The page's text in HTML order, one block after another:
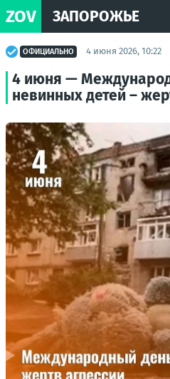
ZOV ЗАПОРОЖЬЕ
ОФИЦИАЛЬНО 4 июня 2026, 10:22
4 июня —
невинных детей –